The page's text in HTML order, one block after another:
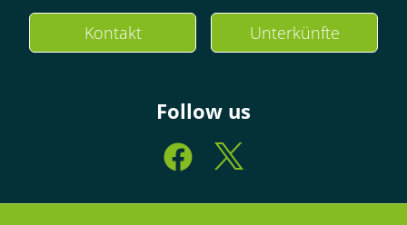
Kontakt Unterkünfte
Follow us